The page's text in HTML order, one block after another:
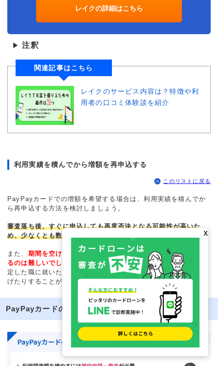
レイクの詳細はこちら
▶ 注釈
関連記事はこちら
レイクのサービス内容は？特徴や利
用者の口コミ体験談を紹介
利用実績を積んでから増額を再申込する
このリストに戻る
PayPayカードでの増額を希望する場合は、利用実績を積んでか
ら再申込する方法を検討しましょう。
審査落ち後、すぐに申込しても再度否決となる可能性が高いた
め、少なくとも数カ月程度期間を空けることが推奨されます。
また、 期間を空けたとしても、状況が変わっていなければ通過す
るのは難しいでしょう。審査に通る可能性を高めるためには、安
定した職に就いたり、PayPayカードで良好な利用実績を積み上
げたりすることが重要です。
PayPayカードの利用限度額を増額する方法
X